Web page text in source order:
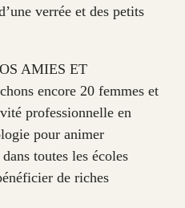
verrée et des petits
AMIES ET
encore 20 femmes et
professionnelle en
pour animer
toutes les écoles
de riches